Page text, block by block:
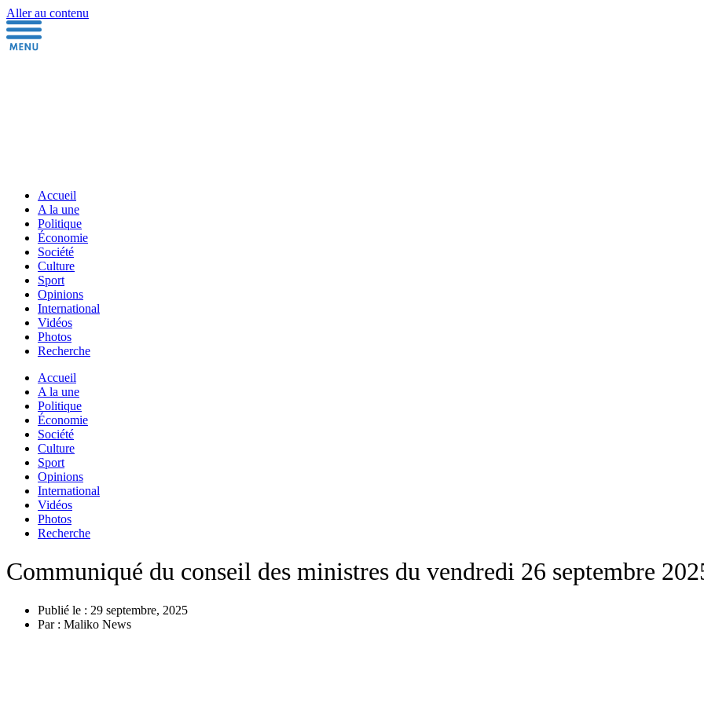
Aller au contenu
Accueil
A la une
Politique
Économie
Société
Culture
Sport
Opinions
International
Vidéos
Photos
Recherche
Accueil
A la une
Politique
Économie
Société
Culture
Sport
Opinions
International
Vidéos
Photos
Recherche
Communiqué du conseil des ministres du vendredi 26 septembre
Publié le : 29 septembre, 2025
Par : Maliko News